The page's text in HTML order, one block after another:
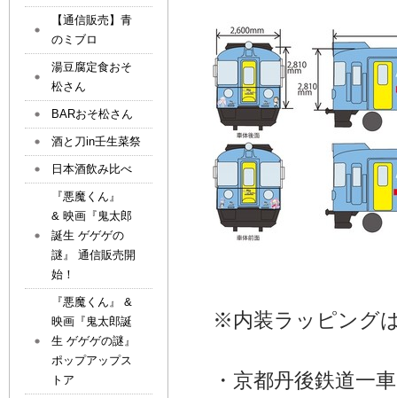
※内装ラッピング
・京都丹後鉄道一
【通信販売】青
のミブロ
湯豆腐定食おそ
松さん
BARおそ松さん
酒と刀in壬生菜祭
日本酒飲み比べ
『悪魔くん』
& 映画『鬼太郎
誕生 ゲゲゲの
謎』 通信販売開
始！
『悪魔くん』 &
映画『鬼太郎誕
生 ゲゲゲの謎』
ポップアップス
トア